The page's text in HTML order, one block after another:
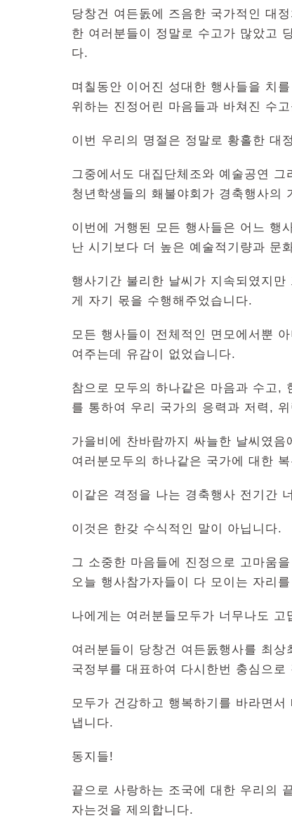
당창건 여든돐에 즈음한 국가적인 대
한 여러분들이 정말로 수고가 많았고
다.
며칠동안 이어진 성대한 행사들을 치
위하는 진정어린 마음들과 바쳐진 수
이번 우리의 명절은 정말로 황홀한 대
그중에서도 대집단체조와 예술공연
청년학생들의 홰불야회가 경축행사의
이번에 거행된 모든 행사들은 어느 행
난 시기보다 더 높은 예술적기량과 문
행사기간 불리한 날씨가 지속되였지
게 자기 몫을 수행해주었습니다.
모든 행사들이 전체적인 면모에서뿐
여주는데 유감이 없었습니다.
참으로 모두의 하나같은 마음과 수고,
를 통하여 우리 국가의 응력과 저력,
가을비에 찬바람까지 싸늘한 날씨였
여러분모두의 하나같은 국가에 대한
이같은 격정을 나는 경축행사 전기간
이것은 한갖 수식적인 말이 아닙니다.
그 소중한 마음들에 진정으로 고마움
오늘 행사참가자들이 다 모이는 자리
나에게는 여러분들모두가 너무나도 고
여러분들이 당창건 여든돐행사를 최
국정부를 대표하여 다시한번 충심으로
모두가 건강하고 행복하기를 바라면
냅니다.
동지들!
끝으로 사랑하는 조국에 대한 우리의
자는것을 제의합니다.